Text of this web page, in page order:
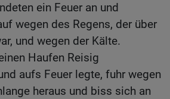
ein Feuer an und
wegen des Regens, der über
und wegen der Kälte.
Haufen Reisig
aufs Feuer legte, fuhr wegen
heraus und biss sich an